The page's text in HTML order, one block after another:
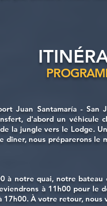
Juan Santamaría - San
d'abord un véhicule
la jungle vers le Lodge.
dîner, nous préparerons
à notre quai, notre
à 11h00 pour
17h00. À votre retour,